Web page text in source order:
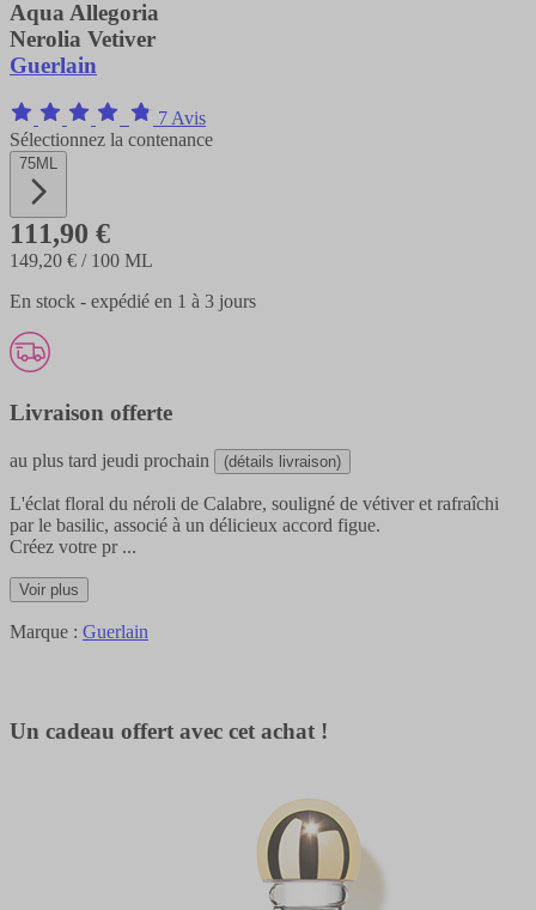
Aqua Allegoria
Nerolia Vetiver
Guerlain
7 Avis
Sélectionnez la contenance
75ML
111,90 €
149,20 € / 100 ML
En stock - expédié en 1 à 3 jours
Livraison offerte
au plus tard jeudi prochain (détails livraison)
L'éclat floral du néroli de Calabre, souligné de vétiver et rafraîchi
par le basilic, associé à un délicieux accord figue.
Créez votre pr ...
Voir plus
Marque : Guerlain
Un cadeau offert avec cet achat !